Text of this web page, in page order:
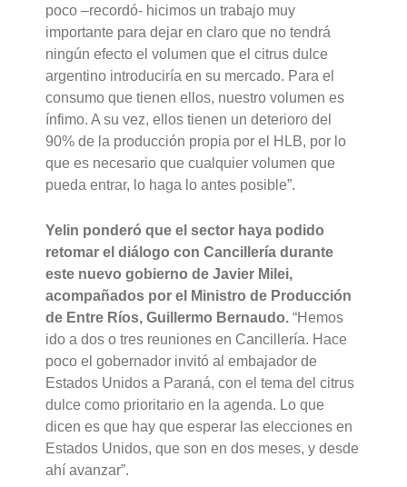
poco –recordó- hicimos un trabajo muy
importante para dejar en claro que no tendrá
ningún efecto el volumen que el citrus dulce
argentino introduciría en su mercado. Para el
consumo que tienen ellos, nuestro volumen es
ínfimo. A su vez, ellos tienen un deterioro del
90% de la producción propia por el HLB, por lo
que es necesario que cualquier volumen que
pueda entrar, lo haga lo antes posible”.
Yelin ponderó que el sector haya podido
retomar el diálogo con Cancillería durante
este nuevo gobierno de Javier Milei,
acompañados por el Ministro de Producción
de Entre Ríos, Guillermo Bernaudo. “Hemos
ido a dos o tres reuniones en Cancillería. Hace
poco el gobernador invitó al embajador de
Estados Unidos a Paraná, con el tema del citrus
dulce como prioritario en la agenda. Lo que
dicen es que hay que esperar las elecciones en
Estados Unidos, que son en dos meses, y desde
ahí avanzar”.